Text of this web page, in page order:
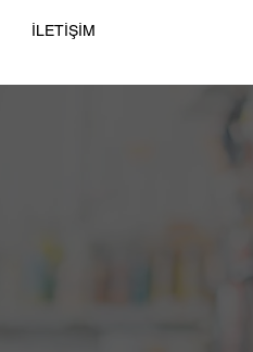
İLETİŞİM